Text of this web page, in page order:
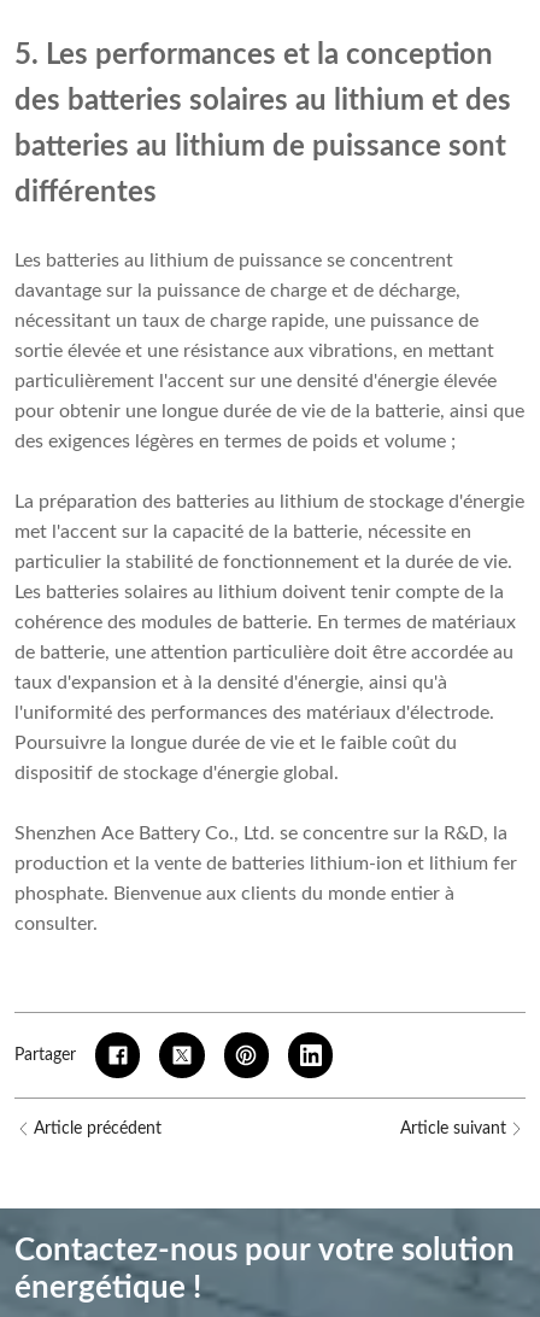
5. Les performances et la conception
des batteries solaires au lithium et des
batteries au lithium de puissance sont
différentes
Les batteries au lithium de puissance se concentrent
davantage sur la puissance de charge et de décharge,
nécessitant un taux de charge rapide, une puissance de
sortie élevée et une résistance aux vibrations, en mettant
particulièrement l'accent sur une densité d'énergie élevée
pour obtenir une longue durée de vie de la batterie, ainsi que
des exigences légères en termes de poids et volume ;
La préparation des batteries au lithium de stockage d'énergie
met l'accent sur la capacité de la batterie, nécessite en
particulier la stabilité de fonctionnement et la durée de vie.
Les batteries solaires au lithium doivent tenir compte de la
cohérence des modules de batterie. En termes de matériaux
de batterie, une attention particulière doit être accordée au
taux d'expansion et à la densité d'énergie, ainsi qu'à
l'uniformité des performances des matériaux d'électrode.
Poursuivre la longue durée de vie et le faible coût du
dispositif de stockage d'énergie global.
Shenzhen Ace Battery Co., Ltd. se concentre sur la R&D, la
production et la vente de batteries lithium-ion et lithium fer
phosphate. Bienvenue aux clients du monde entier à
consulter.
Partager
Article précédent Article suivant
Contactez-nous pour votre solution
énergétique !